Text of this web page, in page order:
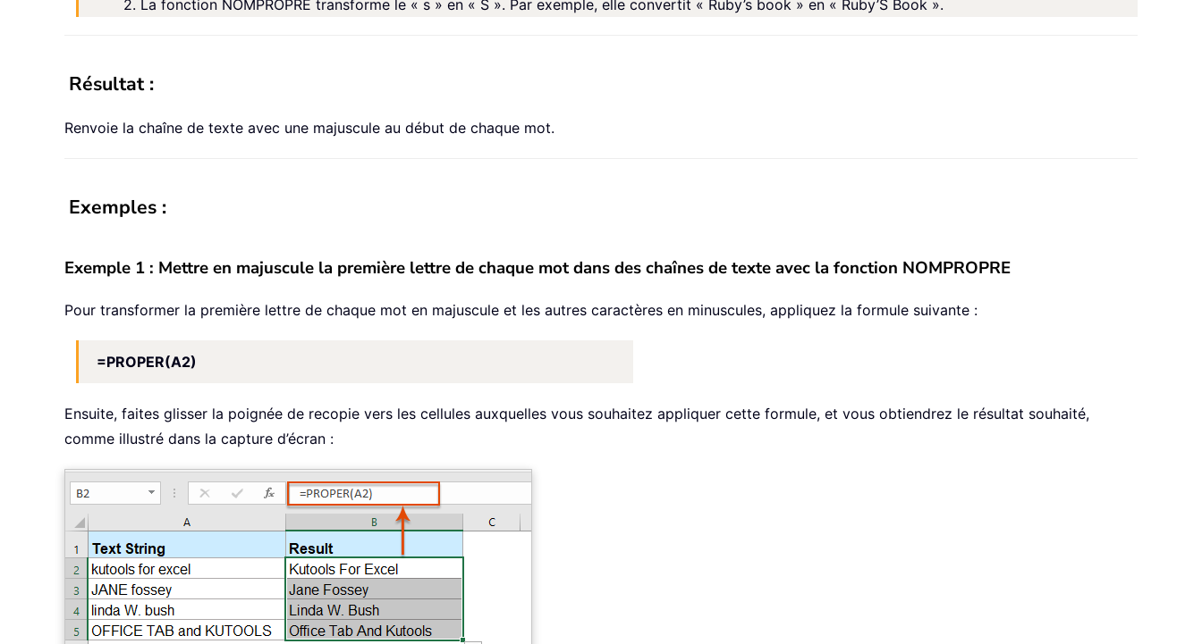
2. La fonction NOMPROPRE transforme le « s » en « S ». Par exemple, elle convertit « Ruby’s book » en « Ruby’S Book ».
Résultat :
Renvoie la chaîne de texte avec une majuscule au début de chaque mot.
Exemples :
Exemple 1 : Mettre en majuscule la première lettre de chaque mot dans des chaînes de texte avec la fonction NOMPROPRE
Pour transformer la première lettre de chaque mot en majuscule et les autres caractères en minuscules, appliquez la formule suivante :
=PROPER(A2)
Ensuite, faites glisser la poignée de recopie vers les cellules auxquelles vous souhaitez appliquer cette formule, et vous obtiendrez le résultat souhaité,
comme illustré dans la capture d’écran :